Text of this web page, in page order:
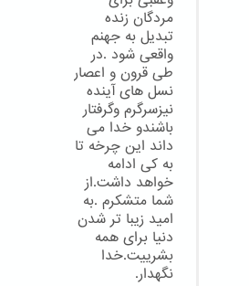
مردگان زنده
تبدیل به جهنم
واقعی شود .در
طی قرون و اعصار
نسل های آینده
نیزسرگرم وگرفتار
باشندو خدا می
داند این چرخه تا
به کی ادامه
خواهد داشت.از
شما متشکرم .به
امید زیبا تر شدن
دنیا برای همه
بشرییت.خدا
نگهدار.